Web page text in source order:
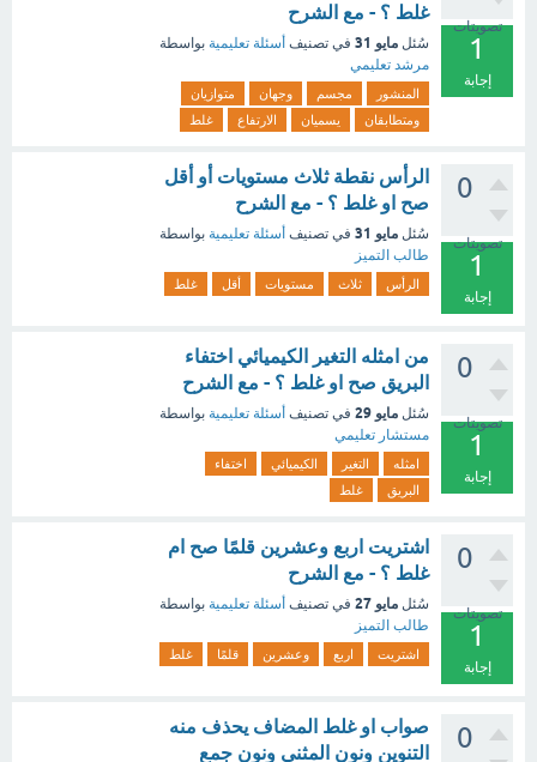
تصويتات
1
إجابة
غلط ؟ - مع الشرح
سُئل مايو 31 في تصنيف أسئلة تعليمية بواسطة
مرشد تعليمي
المنشور مجسم وجهان
متوازيان
ومتطابقان
يسميان الارتفاع غلط
0
تصويتات
1
إجابة
الرأس نقطة ثلاث مستويات أو أقل
صح او غلط ؟ - مع الشرح
سُئل مايو 31 في تصنيف أسئلة تعليمية بواسطة
طالب التميز
الرأس ثلاث مستويات أقل غلط
0
تصويتات
1
إجابة
من امثله التغير الكيميائي اختفاء
البريق صح او غلط ؟ - مع الشرح
سُئل مايو 29 في تصنيف أسئلة تعليمية بواسطة
مستشار تعليمي
امثله التغير الكيميائي
اختفاء
البريق
غلط
0
تصويتات
1
إجابة
اشتريت اربع وعشرين قلمًا صح ام
غلط ؟ - مع الشرح
سُئل مايو 27 في تصنيف أسئلة تعليمية بواسطة
طالب التميز
اشتريت اربع وعشرين قلمًا غلط
0
صواب او غلط المضاف يحذف منه
التنوين ونون المثني ونون جمع